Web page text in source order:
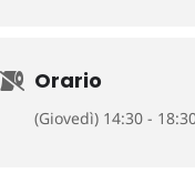
Orario
(Giovedì) 14:30 -